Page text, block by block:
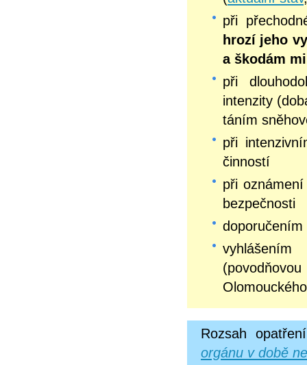
při
hrozí jeho
a škodám
při
intenzity
táním
při
činností
při
bezpečnosti
Rozsah
orgánu v době